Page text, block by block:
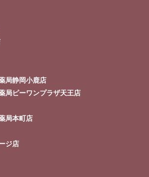
企業情報
局静岡小鹿店
局ピーワンプラザ天王店
局本町店
ジ店